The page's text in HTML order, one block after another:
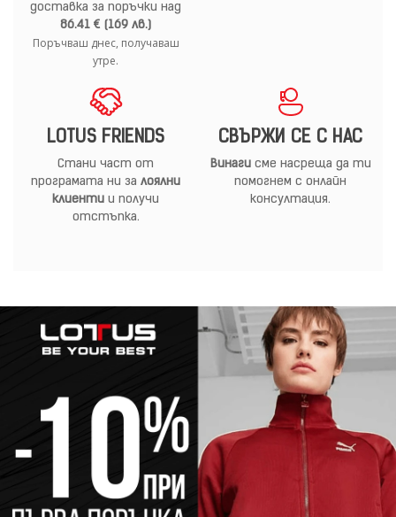
доставка за поръчки над
86.41 € (169 лв.)
Поръчваш днес, получаваш
утре.
LOTUS FRIENDS
Стани част от
програмата ни за лоялни
клиенти и получи
отстъпка.
СВЪРЖИ СЕ С НАС
Винагисме насреща да ти
помогнем с онлайн
консултация.